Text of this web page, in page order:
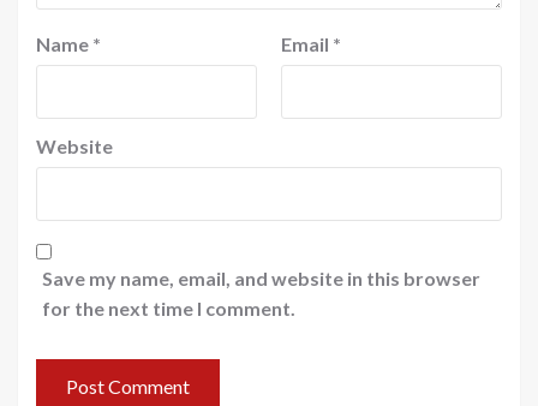
Name * Email *
Website
Save my name, email, and website in this browser
for the next time I comment.